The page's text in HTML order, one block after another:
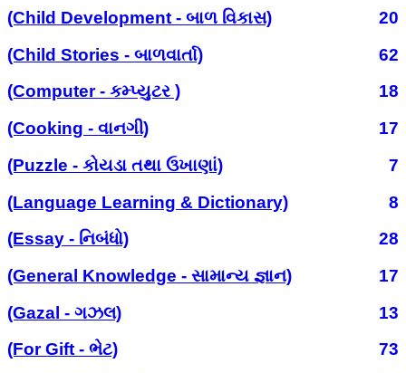
(Child Development - બાળ વિકાસ)
20
(Child Stories - બાળવાર્તા)
62
(Computer - કમ્પ્યુટર )
18
(Cooking - વાનગી)
17
(Puzzle - કોયડા તથા ઉખાણાં)
7
(Language Learning & Dictionary)
8
(Essay - નિબંધો)
28
(General Knowledge - સામાન્ય જ્ઞાન)
17
(Gazal - ગઝલ)
13
(For Gift - ભેટ)
73